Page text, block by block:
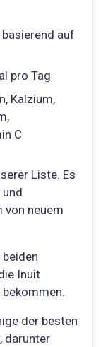
basierend auf
pro Tag
Kalzium,
C
Liste. Es
von neuem
Inuit
der besten
darunter